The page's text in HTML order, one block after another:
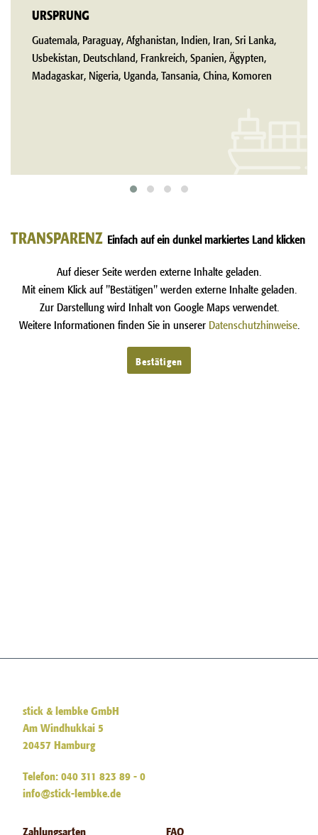
URSPRUNG
Guatemala, Paraguay, Afghanistan, Indien, Iran, Sri Lanka,
Usbekistan, Deutschland, Frankreich, Spanien, Ägypten,
Madagaskar, Nigeria, Uganda, Tansania, China, Komoren
TRANSPARENZ Einfach auf ein dunkel markiertes Land klicken
Auf dieser Seite werden externe Inhalte geladen.
Mit einem Klick auf "Bestätigen" werden externe Inhalte geladen.
Zur Darstellung wird Inhalt von Google Maps verwendet.
Weitere Informationen finden Sie in unserer Datenschutzhinweise.
Bestätigen
stick & lembke GmbH
Am Windhukkai 5
20457 Hamburg
Telefon: 040 311 823 89 - 0
info@stick-lembke.de
Zahlungsarten FAQ